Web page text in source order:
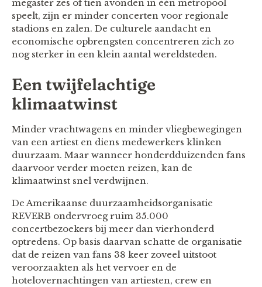
megaster zes of tien avonden in één metropool
speelt, zijn er minder concerten voor regionale
stadions en zalen. De culturele aandacht en
economische opbrengsten concentreren zich zo
nog sterker in een klein aantal wereldsteden.
Een twijfelachtige
klimaatwinst
Minder vrachtwagens en minder vliegbewegingen
van een artiest en diens medewerkers klinken
duurzaam. Maar wanneer honderdduizenden fans
daarvoor verder moeten reizen, kan de
klimaatwinst snel verdwijnen.
De Amerikaanse duurzaamheidsorganisatie
REVERB ondervroeg ruim 35.000
concertbezoekers bij meer dan vierhonderd
optredens. Op basis daarvan schatte de organisatie
dat de reizen van fans 38 keer zoveel uitstoot
veroorzaakten als het vervoer en de
hotelovernachtingen van artiesten, crew en